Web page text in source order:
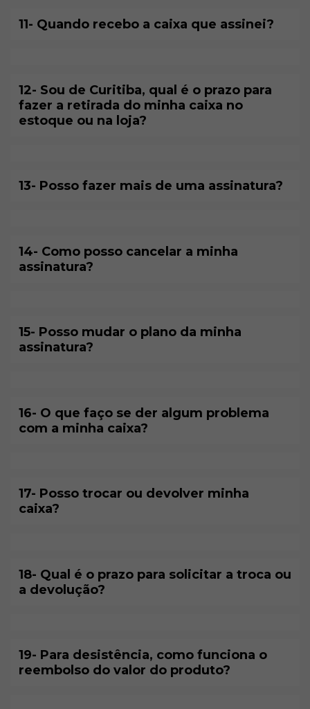
11- Quando recebo a caixa que assinei?
12- Sou de Curitiba, qual é o prazo para
fazer a retirada do minha caixa no
estoque ou na loja?
13- Posso fazer mais de uma assinatura?
14- Como posso cancelar a minha
assinatura?
15- Posso mudar o plano da minha
assinatura?
16- O que faço se der algum problema
com a minha caixa?
17- Posso trocar ou devolver minha
caixa?
18- Qual é o prazo para solicitar a troca ou
a devolução?
19- Para desistência, como funciona o
reembolso do valor do produto?